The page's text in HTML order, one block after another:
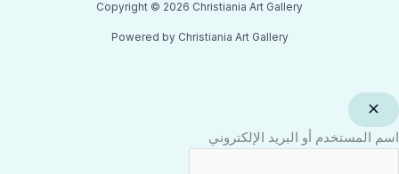
Copyright © 2026 Christiania Art Gallery
Powered by Christiania Art Gallery
اسم المستخدم أو البريد الإلكتروني